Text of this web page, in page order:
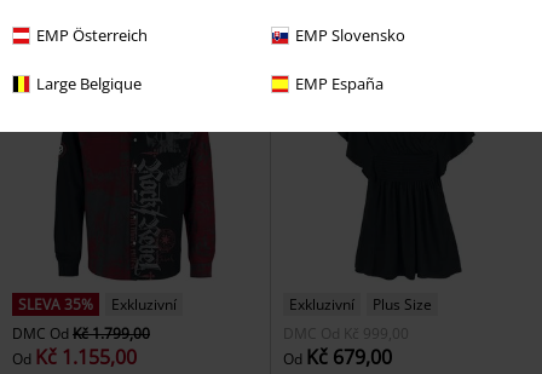
EMP Österreich EMP Slovensko
Large Belgique EMP España
SLEVA 35%
Exkluzivní
DMC Od Kč 1.799,00
Od Kč 1.155,00
Exkluzivní
Plus Size
DMC Od Kč 999,00
Od Kč 679,00